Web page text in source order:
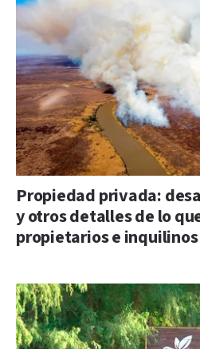
Propiedad privada:
y otros detalles de lo
propietarios e inquilinos